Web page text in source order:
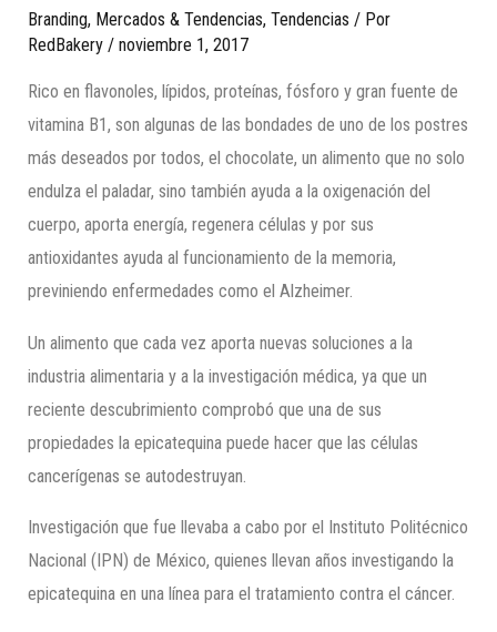
Branding, Mercados & Tendencias,Tendencias / Por
RedBakery /noviembre 1, 2017
Rico en flavonoles, lípidos, proteínas, fósforo y gran fuente de
vitamina B1, son algunas de las bondades de uno de los postres
más deseados por todos, el chocolate, un alimento que no solo
endulza el paladar, sino también ayuda a la oxigenación del
cuerpo, aporta energía, regenera células y por sus
antioxidantes ayuda al funcionamiento de la memoria,
previniendo enfermedades como el Alzheimer.
Un alimento que cada vez aporta nuevas soluciones a la
industria alimentaria y a la investigación médica, ya que un
reciente descubrimiento comprobó que una de sus
propiedades la epicatequina puede hacer que las células
cancerígenas se autodestruyan.
Investigación que fue llevaba a cabo por el Instituto Politécnico
Nacional (IPN) de México, quienes llevan años investigando la
epicatequina en una línea para el tratamiento contra el cáncer.